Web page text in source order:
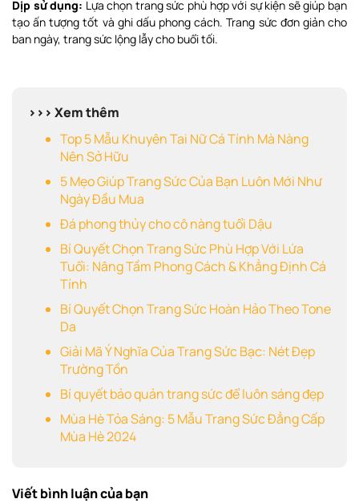
Dịp sử dụng: Lựa chọn trang sức phù hợp với sự kiện sẽ giúp bạn
tạo ấn tượng tốt và ghi dấu phong cách. Trang sức đơn giản cho
ban ngày, trang sức lộng lẫy cho buổi tối.
>>> Xem thêm
Top 5 Mẫu Khuyên Tai Nữ Cá Tính Mà Nàng
Nên Sở Hữu
5 Mẹo Giúp Trang Sức Của Bạn Luôn Mới Như
Ngày Đầu Mua
Đá phong thủy cho cô nàng tuổi Dậu
Bí Quyết Chọn Trang Sức Phù Hợp Với Lứa
Tuổi: Nâng Tầm Phong Cách & Khẳng Định Cá
Tính
Bí Quyết Chọn Trang Sức Hoàn Hảo Theo Tone
Da
Giải Mã Ý Nghĩa Của Trang Sức Bạc: Nét Đẹp
Trường Tồn
Bí quyết bảo quản trang sức để luôn sáng đẹp
Mùa Hè Tỏa Sáng: 5 Mẫu Trang Sức Đẳng Cấp
Mùa Hè 2024
Viết bình luận của bạn